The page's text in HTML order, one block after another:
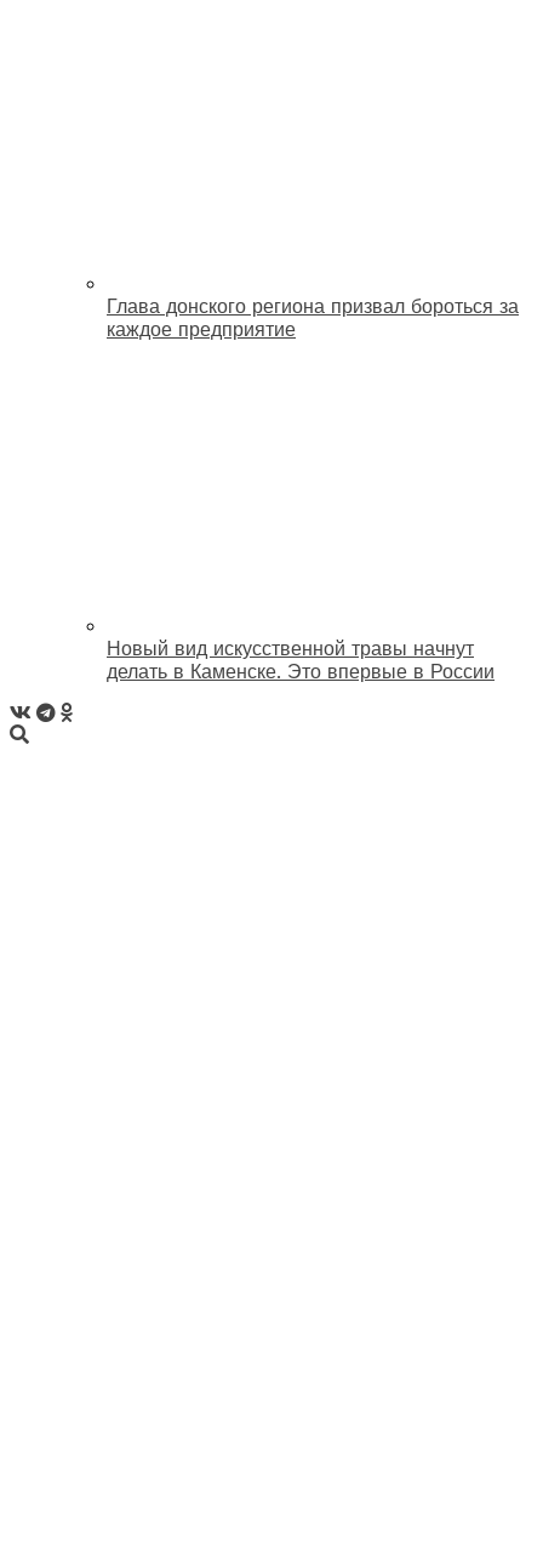
Глава донского региона призвал бороться за
каждое предприятие
Новый вид искусственной травы начнут
делать в Каменске. Это впервые в России